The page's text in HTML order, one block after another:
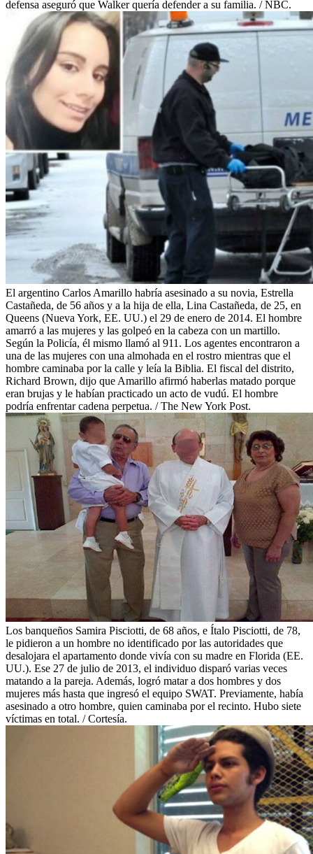
defensa aseguró que Walker quería defender a su familia. / NBC.
El argentino Carlos Amarillo habría asesinado a su novia, Estrella
Castañeda, de 56 años y a la hija de ella, Lina Castañeda, de 25, en
Queens (Nueva York, EE. UU.) el 29 de enero de 2014. El hombre
amarró a las mujeres y las golpeó en la cabeza con un martillo.
Según la Policía, él mismo llamó al 911. Los agentes encontraron a
una de las mujeres con una almohada en el rostro mientras que el
hombre caminaba por la calle y leía la Biblia. El fiscal del distrito,
Richard Brown, dijo que Amarillo afirmó haberlas matado porque
eran brujas y le habían practicado un acto de vudú. El hombre
podría enfrentar cadena perpetua. / The New York Post.
Los banqueños Samira Pisciotti, de 68 años, e Ítalo Pisciotti, de 78,
le pidieron a un hombre no identificado por las autoridades que
desalojara el apartamento donde vivía con su madre en Florida (EE.
UU.). Ese 27 de julio de 2013, el individuo disparó varias veces
matando a la pareja. Además, logró matar a dos hombres y dos
mujeres más hasta que ingresó el equipo SWAT. Previamente, había
asesinado a otro hombre, quien caminaba por el recinto. Hubo siete
víctimas en total. / Cortesía.